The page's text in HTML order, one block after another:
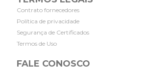
Contrato fornecedores
Política de privacidade
Segurança de Certificados
Termos de Uso
FALE CONOSCO